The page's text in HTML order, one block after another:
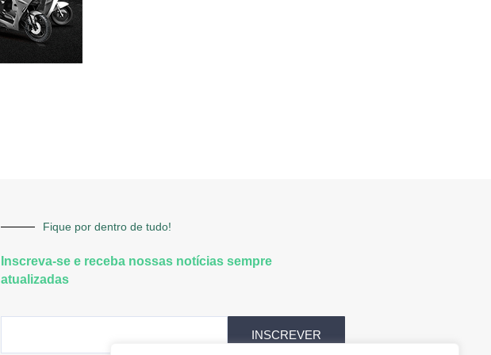
Fique por dentro de tudo!
Inscreva-se e receba nossas notícias sempre
atualizadas
INSCREVER